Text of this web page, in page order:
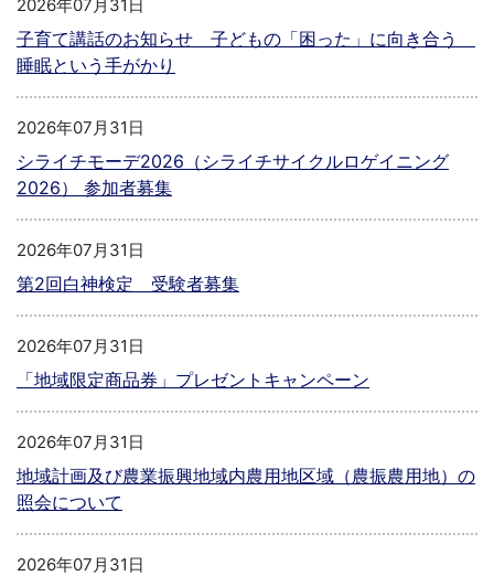
2026年07月31日
子育て講話のお知らせ 子どもの「困った」に向き合う
睡眠という手がかり
2026年07月31日
シライチモーデ2026（シライチサイクルロゲイニング
2026） 参加者募集
2026年07月31日
第2回白神検定 受験者募集
2026年07月31日
「地域限定商品券」プレゼントキャンペーン
2026年07月31日
地域計画及び農業振興地域内農用地区域（農振農用地）の
照会について
2026年07月31日